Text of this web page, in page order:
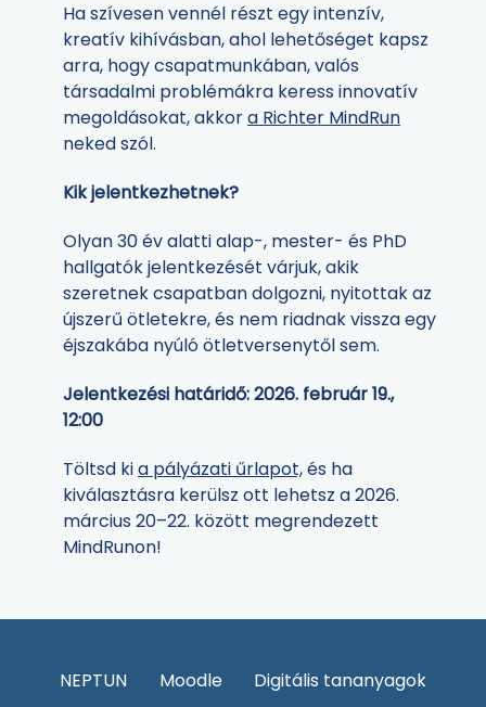
Ha szívesen vennél részt egy intenzív,
kreatív kihívásban, ahol lehetőséget kapsz
arra, hogy csapatmunkában, valós
társadalmi problémákra keress innovatív
megoldásokat, akkora Richter MindRun
neked szól.
Kik jelentkezhetnek?
Olyan 30 év alatti alap-, mester- és PhD
hallgatók jelentkezését várjuk, akik
szeretnek csapatban dolgozni, nyitottak az
újszerű ötletekre, és nem riadnak vissza egy
éjszakába nyúló ötletversenytől sem.
Jelentkezési határidő: 2026. február 19.,
12:00
Töltsd kia pályázati űrlapot,és ha
kiválasztásra kerülsz ott lehetsz a 2026.
március 20–22. között megrendezett
MindRunon!
NEPTUN Moodle Digitális tananyagok